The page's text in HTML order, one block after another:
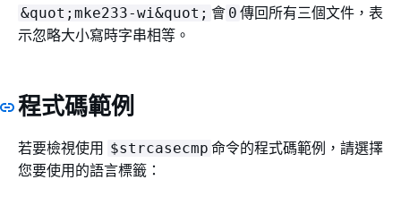
&quot;mke233-wi&quot; 會 0 傳回所有三個文件，表
示忽略大小寫時字串相等。
程式碼範例
若要檢視使用 $strcasecmp 命令的程式碼範例，請選擇
您要使用的語言標籤：